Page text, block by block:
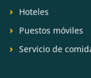
Hoteles
Puestos móviles
Servicio de